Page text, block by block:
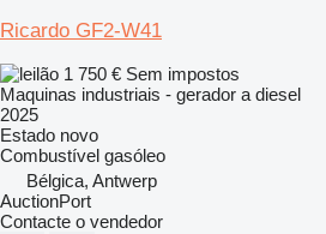
Ricardo GF2-W41
1 750 € Sem impostos
Maquinas industriais - gerador a diesel
2025
Estado novo
Combustível gasóleo
Bélgica, Antwerp
AuctionPort
Contacte o vendedor